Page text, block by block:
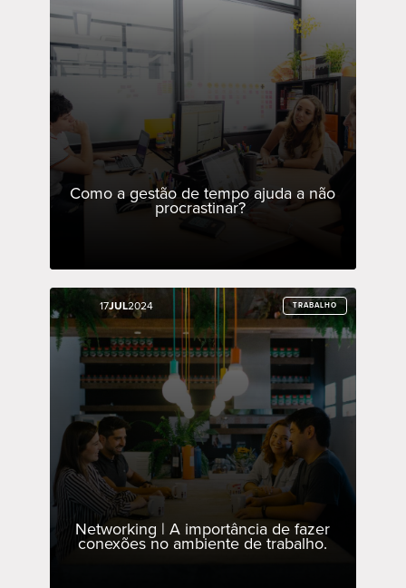
Como a gestão de tempo ajuda a não
procrastinar?
17JUL2024 TRABALHO
Networking | A importância de fazer
conexões no ambiente de trabalho.
17JUL2024 TRABALHO